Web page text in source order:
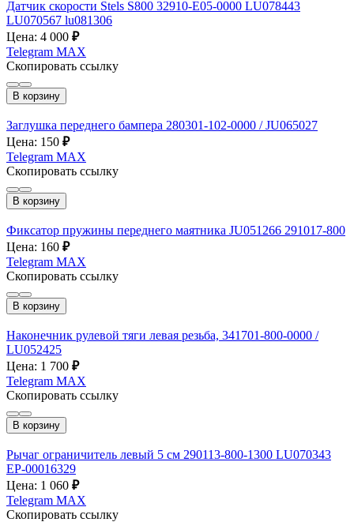
Датчик скорости Stels S800 32910-E05-0000 LU078443
LU070567 lu081306
Цена: 4 000 ₽
Telegram MAX
Скопировать ссылку
В корзину
Заглушка переднего бампера 280301-102-0000 / JU065027
Цена: 150 ₽
Telegram MAX
Скопировать ссылку
В корзину
Фиксатор пружины переднего маятника JU051266 291017-800
Цена: 160 ₽
Telegram MAX
Скопировать ссылку
В корзину
Наконечник рулевой тяги левая резьба, 341701-800-0000 /
LU052425
Цена: 1 700 ₽
Telegram MAX
Скопировать ссылку
В корзину
Рычаг ограничитель левый 5 см 290113-800-1300 LU070343
EP-00016329
Цена: 1 060 ₽
Telegram MAX
Скопировать ссылку